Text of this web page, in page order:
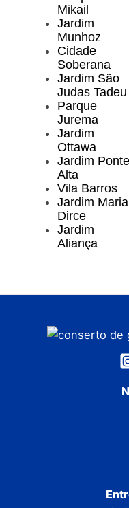
Mikail
Jardim
Munhoz
Cidade
Soberana
Jardim São
Judas Tadeu
Parque
Jurema
Jardim
Ottawa
Jardim Ponte
Alta
Vila Barros
Jardim Maria
Dirce
Jardim
Aliança